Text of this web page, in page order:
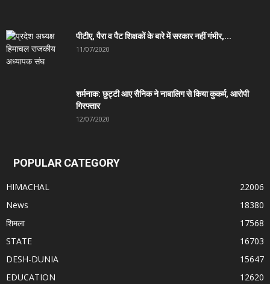
पीटीए, पैरा व पैट शिक्षकों के बारे में सरकार नहीं गंभीर,...
11/07/2020
शर्मनाक: छुट्टी आए सैनिक ने नाबालिग से किया कुकर्म, आरोपी
गिरफ्तार
12/07/2020
POPULAR CATEGORY
HIMACHAL
22006
News
18380
शिमला
17568
STATE
16703
DESH-DUNIA
15647
EDUCATION
12620